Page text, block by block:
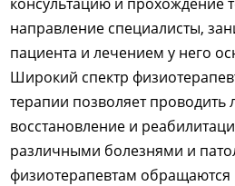
направление специалисты,
пациента и лечением у него
Широкий спектр
терапии позволяет проводить
восстановление и
различными болезнями и
физиотерапевтам обращаются